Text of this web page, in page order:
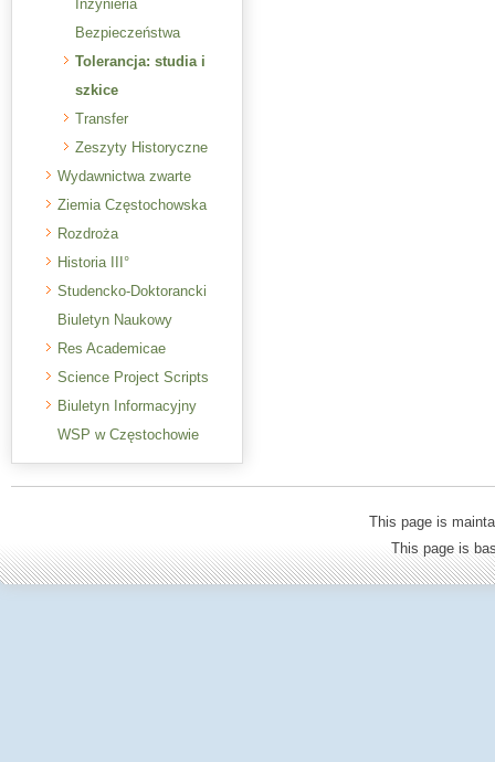
Inżynieria
Bezpieczeństwa
Tolerancja: studia i
szkice
Transfer
Zeszyty Historyczne
Wydawnictwa zwarte
Ziemia Częstochowska
Rozdroża
Historia III°
Studencko-Doktorancki
Biuletyn Naukowy
Res Academicae
Science Project Scripts
Biuletyn Informacyjny
WSP w Częstochowie
This page is
This page is